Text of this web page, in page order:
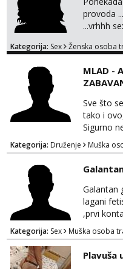
provoda
...vrhhh
Procjeni
guza ...
Kategorija: Sex Ženska osoba
MLAD -
Sve što
tako i
Sigurno
Kategorija: Druženje Muška
Galantan
lagani
,prvi
Kategorija: Sex Muška osoba
Plavuša